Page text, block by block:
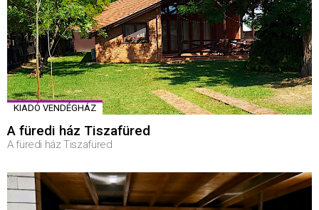
KIADÓ VENDÉGHÁZ
A füredi ház Tiszafüred
A füredi ház Tiszafüred